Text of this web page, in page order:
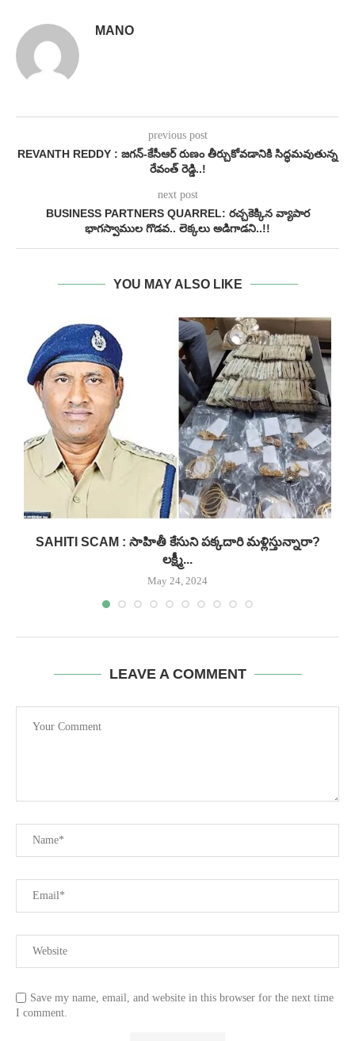
MANO
previous post
REVANTH REDDY : జగన్-కేసీఆర్ రుణం తీర్చుకోవడానికి సిద్ధమవుతున్న
రేవంత్ రెడ్డి..!
next post
BUSINESS PARTNERS QUARREL: రచ్చకెక్కిన వ్యాపార
భాగస్వాముల గొడవ.. లెక్కలు అడిగాడని..!!
YOU MAY ALSO LIKE
SAHITI SCAM : సాహితీ కేసుని పక్కదారి మళ్లిస్తున్నారా?
లక్ష్మీ...
May 24, 2024
LEAVE A COMMENT
Save my name, email, and website in this browser for the next time
I comment.